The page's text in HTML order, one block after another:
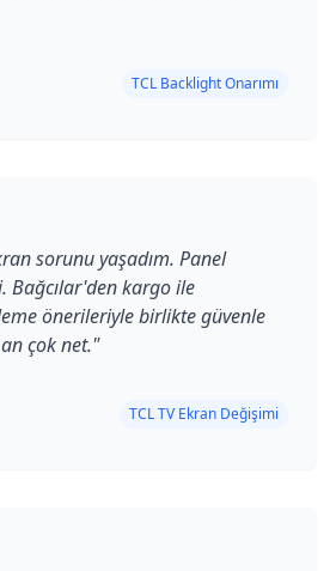
TCL Backlight Onarımı
sorunu yaşadım. Panel
Bağcılar'den kargo ile
önerileriyle birlikte güvenle
çok net."
TCL TV Ekran Değişimi